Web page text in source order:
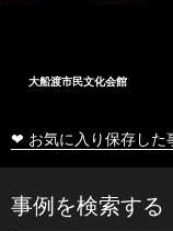
大船渡市民文化会館
❤ お気に入り保存した
事例を検索する